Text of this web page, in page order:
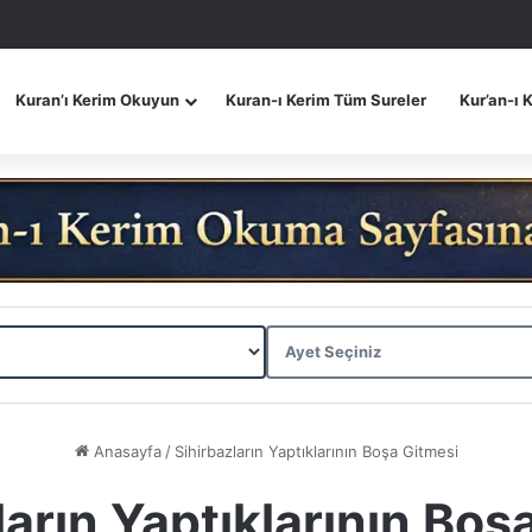
Kuran’ı Kerim Okuyun Kuran-ı Kerim Tüm Sureler Kur’an-ı
Anasayfa / Sihirbazların Yaptıklarının Boşa Gitmesi